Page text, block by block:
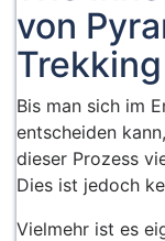
von
Bis man sich im
entscheiden
dieser Prozess
Dies ist jedoch
Vielmehr ist es